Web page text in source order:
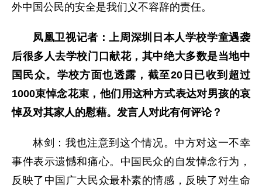
外中国公民的安全是我们义不容辞的责任。
凤凰卫视记者：上周深圳日本人学校学童遇袭
后很多人去学校门口献花，其中绝大多数是当地中
国民众。学校方面也透露，截至20日已收到超过
1000束悼念花束，他们用这种方式表达对男孩的哀
悼及对其家人的慰藉。发言人对此有何评论？
林剑：我也注意到这个情况。中方对这一不幸
事件表示遗憾和痛心。中国民众的自发悼念行为，
反映了中国广大民众最朴素的情感，反映了对生命